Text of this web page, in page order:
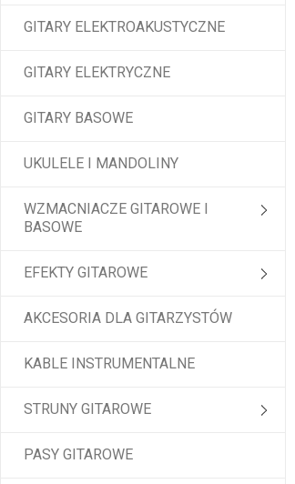
GITARY ELEKTROAKUSTYCZNE
GITARY ELEKTRYCZNE
GITARY BASOWE
UKULELE I MANDOLINY
WZMACNIACZE GITAROWE I
BASOWE
EFEKTY GITAROWE
AKCESORIA DLA GITARZYSTÓW
KABLE INSTRUMENTALNE
STRUNY GITAROWE
PASY GITAROWE